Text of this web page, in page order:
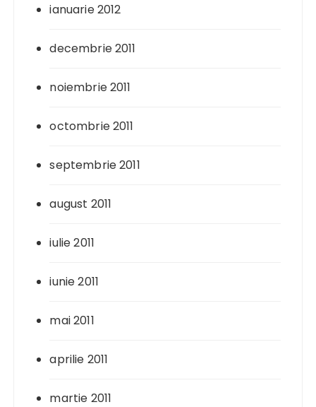
ianuarie 2012
decembrie 2011
noiembrie 2011
octombrie 2011
septembrie 2011
august 2011
iulie 2011
iunie 2011
mai 2011
aprilie 2011
martie 2011